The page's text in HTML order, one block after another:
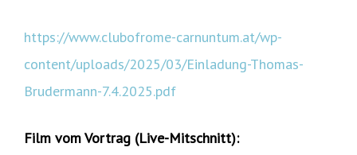
https://www.clubofrome-carnuntum.at/wp-
content/uploads/2025/03/Einladung-Thomas-
Brudermann-7.4.2025.pdf
Film vom Vortrag (Live-Mitschnitt):